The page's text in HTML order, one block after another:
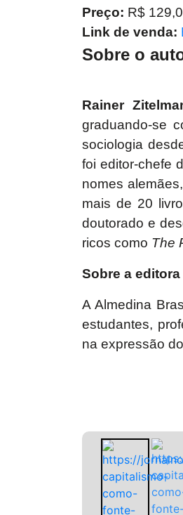
Preço: R$
Link de venda:
Sobre o
Rainer
graduando-se
sociologia
foi editor-chefe
nomes
mais de 20
doutorado e
ricos como The
Sobre a editora
A Almedina
estudantes,
na expressão